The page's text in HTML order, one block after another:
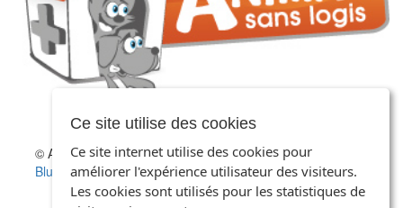
© Animal Sans Logis 2026, tous droits réservés. Création :
Blue Pixel-Mentions légales, politique de confidentialité et
protection des données
Ce site utilise des cookies
Ce site internet utilise des cookies pour
améliorer l'expérience utilisateur des visiteurs.
Les cookies sont utilisés pour les statistiques de